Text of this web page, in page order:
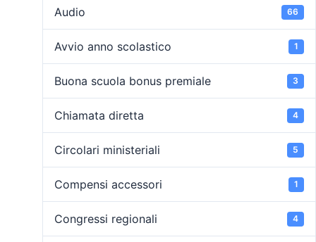
Audio 66
Avvio anno scolastico 1
Buona scuola bonus premiale 3
Chiamata diretta 4
Circolari ministeriali 5
Compensi accessori 1
Congressi regionali 4